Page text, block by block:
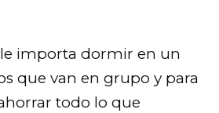
importa dormir en un
que van en grupo y para
todo lo que